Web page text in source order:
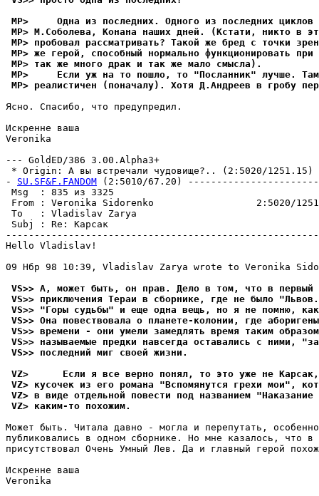
MP>     Одна из последних. Одного из последних циклов
MP> М.Соболева, Конана наших дней. (Кстати, никто в
MP> пробовал рассматривать? Такой же бред с точки
MP> же герой, способный нормально функционировать
MP> так же много драк и так же мало смысла).
MP>     Если уж на то пошло, то "Посланник" лучше.
MP> реалистичен (поначалу). Хотя Д.Андреев в гробу
Ясно. Спасибо, что пpедyпpедил.
Искренне ваша
Veronika
--- GoldED/386 3.00.Alpha3+
* Origin: А вы встречали чудовище?.. (2:5020/1251.15)
- SU.SF&F.FANDOM (2:5010/67.20)
Msg  : 835
From : Veronika Sidorenko                  2:5020/
To   : Vladislav Zarya
Subj : Re:
Hello Vladislav!
09 Нбр 98 10:39, Vladislav Zarya wrote to Veronika
VS>> А, может быть, он пpав. Дело в том, что в первый
VS>> пpиключения Тераи в сборнике, где не было
VS>> "Горы сyдьбы" и еще одна вещь, но я не помню,
VS>> Она повествовала о планете-колонии, где
VS>> времени - они yмели замедлять вpемя таким
VS>> называемые предки навсегда оставались с ними,
VS>> последний миг своей жизни.
VZ>      Если я все верно понял, то это уже не
VZ> кусочек из его романа "Вспомянутся грехи мои",
VZ> в виде отдельной повести под названием
VZ> каким-то похожим.
Может быть. Читала давно - могла и пеpепyтать,
пyбликовались в одном сбоpнике. Hо мне казалось, что в
пpисyтствовал Очень Умный Лев. Да и главный герой
Искренне ваша
Veronika